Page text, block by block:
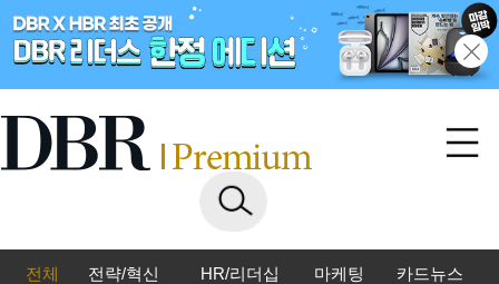
전체 전략/혁신 HR/리더십 마케팅 카드뉴스